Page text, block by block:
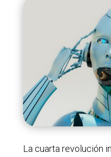
La cuarta revolución